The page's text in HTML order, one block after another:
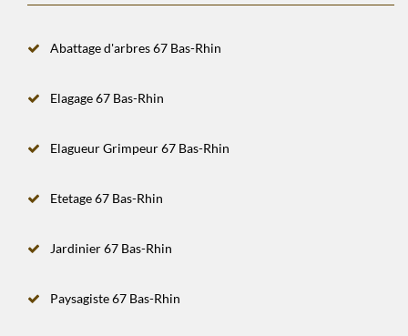
Abattage d'arbres 67 Bas-Rhin
Elagage 67 Bas-Rhin
Elagueur Grimpeur 67 Bas-Rhin
Etetage 67 Bas-Rhin
Jardinier 67 Bas-Rhin
Paysagiste 67 Bas-Rhin